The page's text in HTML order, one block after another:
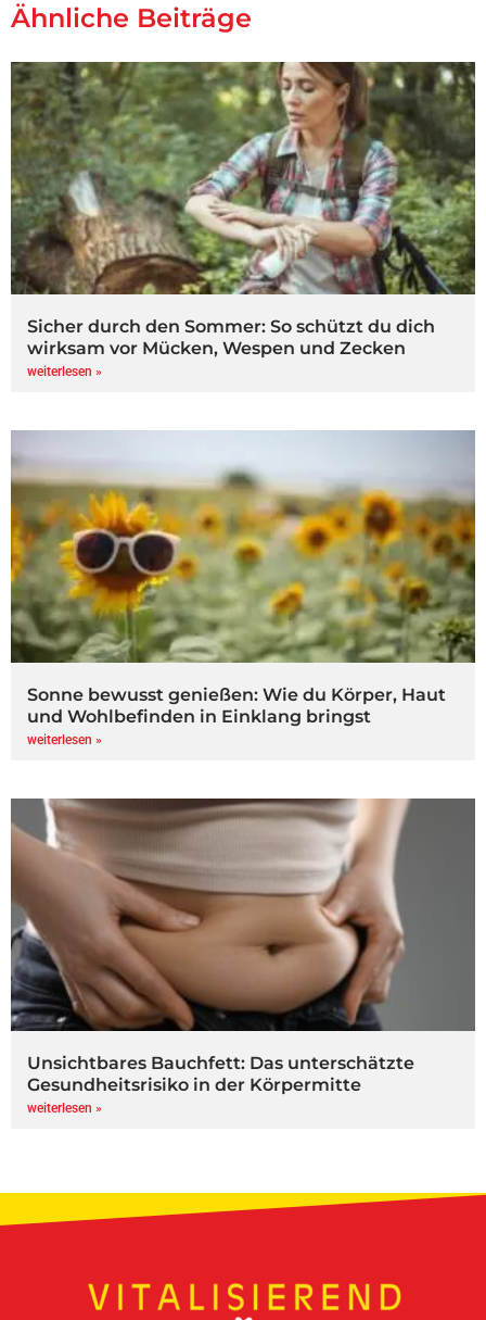
Ähnliche Beiträge
Sicher durch den Sommer: So schützt du dich
wirksam vor Mücken, Wespen und Zecken
weiterlesen »
Sonne bewusst genießen: Wie du Körper, Haut
und Wohlbefinden in Einklang bringst
weiterlesen »
Unsichtbares Bauchfett: Das unterschätzte
Gesundheitsrisiko in der Körpermitte
weiterlesen »